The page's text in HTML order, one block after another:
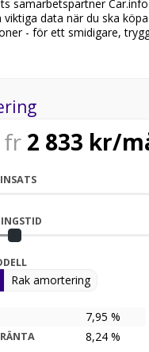
samarbetspartner
viktiga data när du ska
- för ett smidigare,
fr 2 833 kr/
Rak amortering
7,95 %
8,24 %